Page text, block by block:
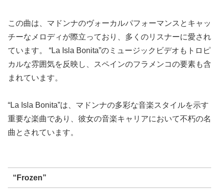
この曲は、マドンナのヴォーカルパフォーマンスとキャッ
チーなメロディが際立っており、多くのリスナーに愛され
ています。 “La Isla Bonita”のミュージックビデオもトロピ
カルな雰囲気を反映し、スペインのフラメンコの要素も含
まれています。
“La Isla Bonita”は、マドンナの多彩な音楽スタイルを示す
重要な楽曲であり、彼女の音楽キャリアにおいて不朽の名
曲とされています。
“Frozen”